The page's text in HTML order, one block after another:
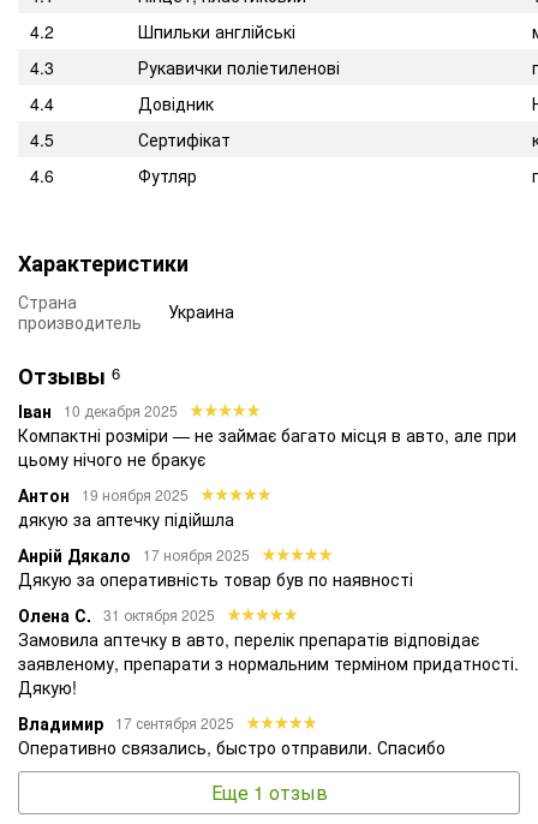
4.2
Шпильки англійські
4.3
Рукавички поліетиленові
4.4
Довідник
4.5
Сертифікат
4.6
Футляр
Характеристики
Страна
производитель
Украина
Отзывы 6
Іван 10 декабря 2025
Компактні розміри — не займає багато місця в авто, але при
цьому нічого не бракує
Антон
19 ноября 2025
дякую за аптечку підійшла
Анрій Дякало
17 ноября 2025
Дякую за оперативність товар був по наявності
Олена С.
31 октября 2025
Замовила аптечку в авто, перелік препаратів відповідає
заявленому, препарати з нормальним терміном придатності.
Дякую!
Владимир
17 сентября 2025
Оперативно связались, быстро отправили. Спасибо
Еще 1 отзыв